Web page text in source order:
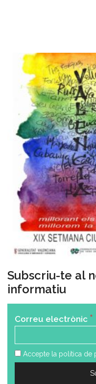
Subscriu-te al
informatiu
Correu electrònic *
Accepte la política de